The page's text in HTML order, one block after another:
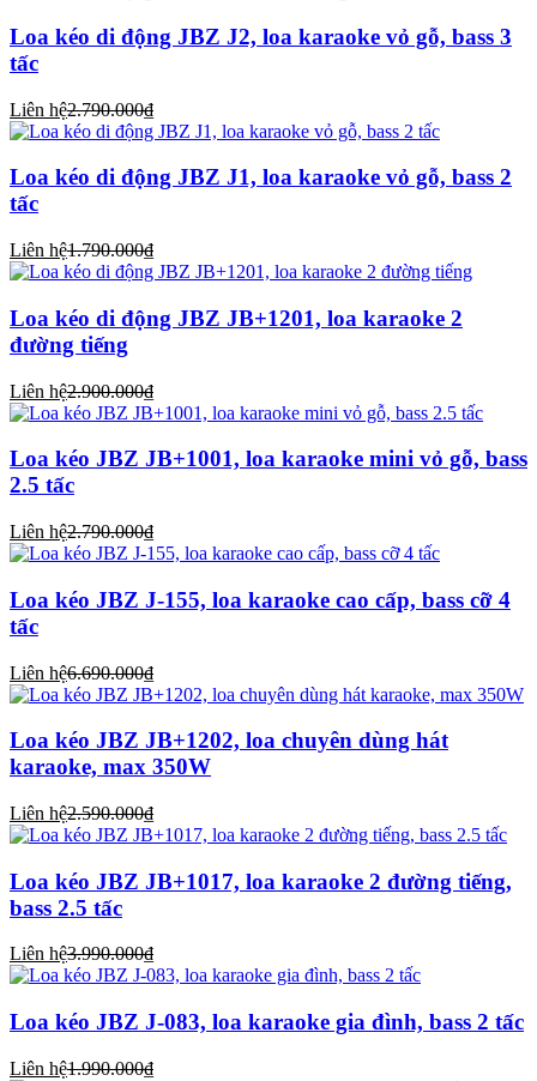
Loa kéo di động JBZ J2, loa karaoke vỏ gỗ, bass 3
tấc
Liên hệ2.790.000₫
Loa kéo di động JBZ J1, loa karaoke vỏ gỗ, bass 2
tấc
Liên hệ1.790.000₫
Loa kéo di động JBZ JB+1201, loa karaoke 2
đường tiếng
Liên hệ2.900.000₫
Loa kéo JBZ JB+1001, loa karaoke mini vỏ gỗ, bass
2.5 tấc
Liên hệ2.790.000₫
Loa kéo JBZ J-155, loa karaoke cao cấp, bass cỡ 4
tấc
Liên hệ6.690.000₫
Loa kéo JBZ JB+1202, loa chuyên dùng hát
karaoke, max 350W
Liên hệ2.590.000₫
Loa kéo JBZ JB+1017, loa karaoke 2 đường tiếng,
bass 2.5 tấc
Liên hệ3.990.000₫
Loa kéo JBZ J-083, loa karaoke gia đình, bass 2 tấc
Liên hệ1.990.000₫